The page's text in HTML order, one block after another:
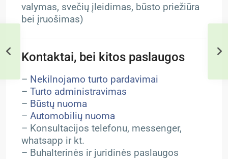
valymas, svečių įleidimas, būsto priežiūra
bei įruošimas)
Kontaktai, bei kitos paslaugos
– Nekilnojamo turto pardavimai
– Turto administravimas
– Būstų nuoma
– Automobilių nuoma
– Konsultacijos telefonu, messenger,
whatsapp ir kt.
– Buhalterinės ir juridinės paslaugos